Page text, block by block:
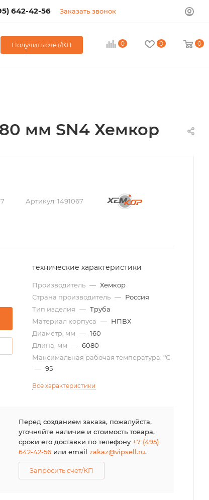
642-42-56 Заказать звонок
Получить счет/КП 0 0 0
мм SN4 Хемкор
Артикул: 1491067
технические характеристики
Производитель — Хемкор
Страна производитель — Россия
Тип изделия — Труба
Материал корпуса — НПВХ
Диаметр, мм — 160
Длина, мм — 6080
Максимальная рабочая температура, °С
— 95
Все характеристики
Перед созданием заказа, пожалуйста,
уточняйте наличие и стоимость товара,
сроки его доставки по телефону+7 (495)
642-42-56или email zakaz@vipsell.ru.
Запросить счет/КП